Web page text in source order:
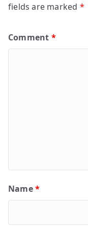
fields are marked *
Comment *
Name*